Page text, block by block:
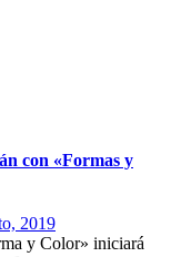
con «Formas y
2019
y Color» iniciará